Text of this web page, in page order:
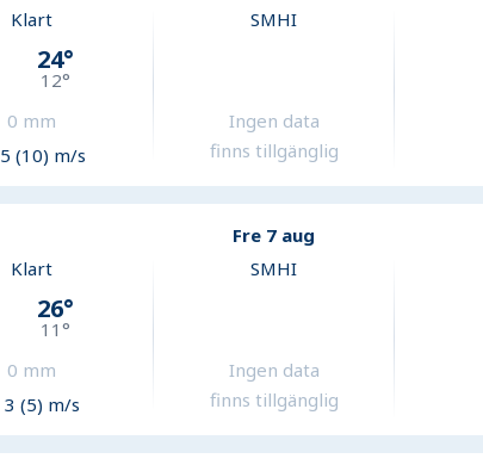
Klart
24°
12°
0 mm
5 (10) m/s
SMHI
Ingen data
finns tillgänglig
Fre 7 aug
Klart
26°
11 °
0 mm
3 (5) m/s
SMHI
Ingen data
finns tillgänglig